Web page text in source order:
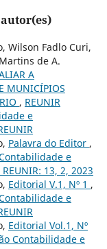
Wilson Fadlo Curi,
de A.
A
MUNICÍPIOS
, REUNIR
e
Palavra do Editor ,
e
13, 2, 2023
Editorial V.1, Nº 1 ,
e
Editorial Vol.1, Nº
Contabilidade e